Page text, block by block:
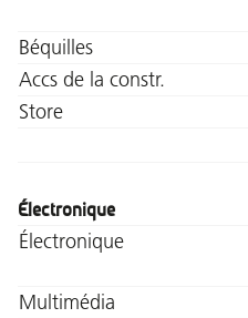
Béquilles
Accs de la constr.
Store
Électronique
Électronique
Multimédia